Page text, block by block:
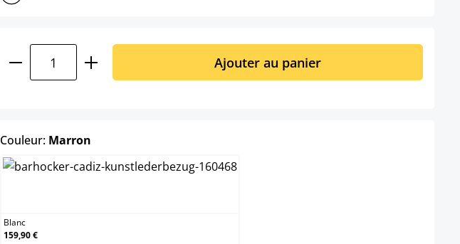
Quantité de produit : Entrez la quantité souhaitée ou
Ajouter au panier
Couleur: Marron
Blanc
159,90 €